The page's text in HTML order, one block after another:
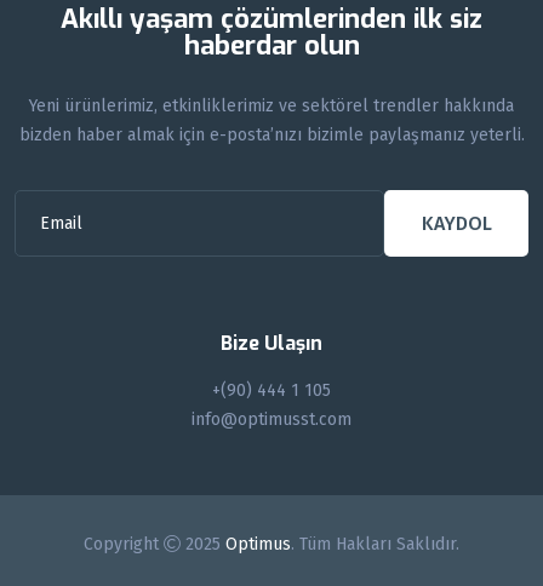
Akıllı yaşam çözümlerinden ilk siz
haberdar olun
Yeni ürünlerimiz, etkinliklerimiz ve sektörel trendler hakkında
bizden haber almak için e-posta’nızı bizimle paylaşmanız yeterli.
KAYDOL
Bize Ulaşın
+(90) 444 1 105
info@optimusst.com
Copyright 2025 Optimus. Tüm Hakları Saklıdır.